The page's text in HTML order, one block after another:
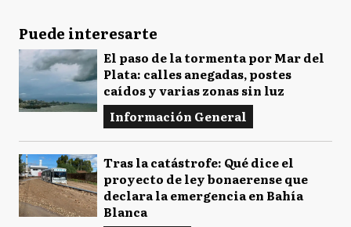
Puede interesarte
El paso de la tormenta por Mar del
Plata: calles anegadas, postes
caídos y varias zonas sin luz
Información General
Tras la catástrofe: Qué dice el
proyecto de ley bonaerense que
declara la emergencia en Bahía
Blanca